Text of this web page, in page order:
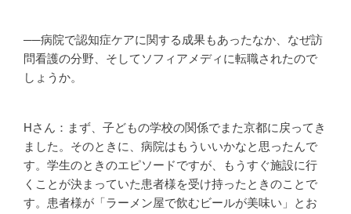
──病院で認知症ケアに関する成果もあったなか、なぜ訪
問看護の分野、そしてソフィアメディに転職されたので
しょうか。
Hさん：まず、子どもの学校の関係でまた京都に戻ってき
ました。そのときに、病院はもういいかなと思ったんで
す。学生のときのエピソードですが、もうすぐ施設に行
くことが決まっていた患者様を受け持ったときのことで
す。患者様が「ラーメン屋で飲むビールが美味い」とお